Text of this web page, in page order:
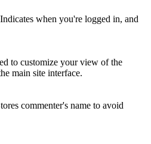
Indicates when you're logged in, and
to customize your view of the
main site interface.
commenter's name to avoid